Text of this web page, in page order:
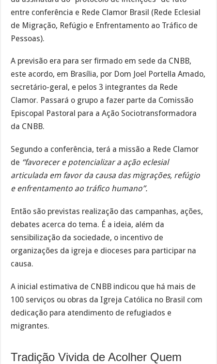
entre conferência e Rede Clamor Brasil (Rede Eclesial
de Migração, Refúgio e Enfrentamento ao Tráfico de
Pessoas).
A previsão era para ser firmado em sede da CNBB,
este acordo, em Brasília, por Dom Joel Portella Amado,
secretário-geral, e pelos 3 integrantes da Rede
Clamor. Passará o grupo a fazer parte da Comissão
Episcopal Pastoral para a Ação Sociotransformadora
da CNBB.
Segundo a conferência, terá a missão a Rede Clamor
de “favorecer e potencializar a ação eclesial
articulada em favor da causa das migrações, refúgio
e enfrentamento ao tráfico humano”.
Então são previstas realização das campanhas, ações,
debates acerca do tema. É a ideia, além da
sensibilização da sociedade, o incentivo de
organizações da igreja e dioceses para participar na
causa.
A inicial estimativa de CNBB indicou que há mais de
100 serviços ou obras da Igreja Católica no Brasil com
dedicação para atendimento de refugiados e
migrantes.
Tradição Vivida de Acolher Quem